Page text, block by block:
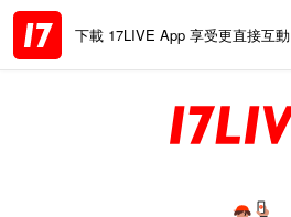
下載 17LIVE App 享受更直接互動